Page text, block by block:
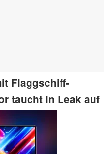
Flaggschiff-
taucht in Leak auf